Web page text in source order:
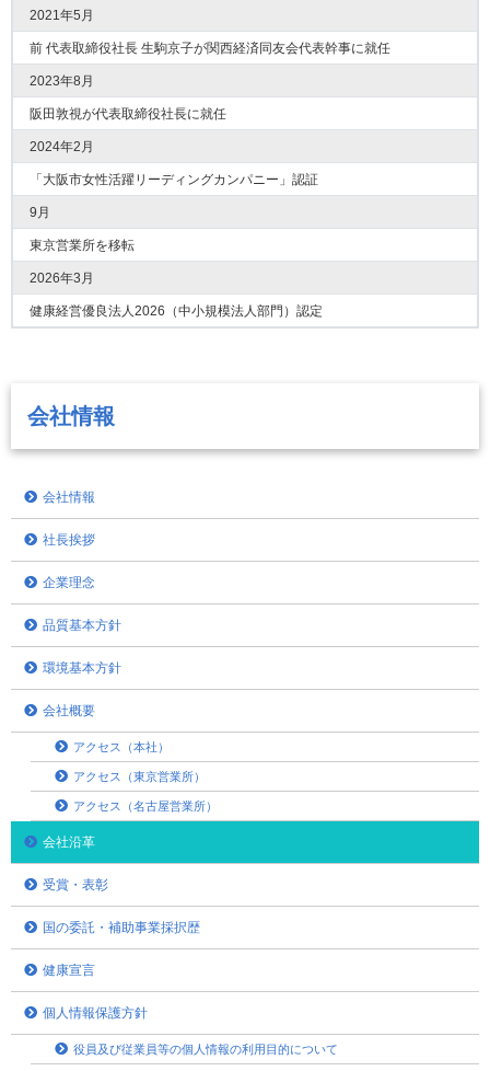
2021年5月
前 代表取締役社長 生駒京子が関西経済同友会代表幹事に就任
2023年8月
阪田敦視が代表取締役社長に就任
2024年2月
「大阪市女性活躍リーディングカンパニー」認証
9月
東京営業所を移転
2026年3月
健康経営優良法人2026（中小規模法人部門）認定
会社情報
会社情報
社長挨拶
企業理念
品質基本方針
環境基本方針
会社概要
アクセス（本社）
アクセス（東京営業所）
アクセス（名古屋営業所）
会社沿革
受賞・表彰
国の委託・補助事業採択歴
健康宣言
個人情報保護方針
役員及び従業員等の個人情報の利用目的について